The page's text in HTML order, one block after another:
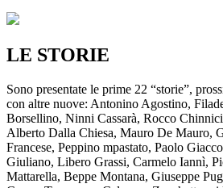
LE STORIE
Sono presentate le prime 22 “storie”,
con altre nuove: Antonino Agostino,
Borsellino, Ninni Cassarà, Rocco
Alberto Dalla Chiesa, Mauro De Mauro,
Francese, Peppino mpastato, Paolo
Giuliano, Libero Grassi, Carmelo Iannì,
Mattarella, Beppe Montana, Giuseppe